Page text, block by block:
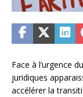
Face à l’urgence
juridiques
accélérer la